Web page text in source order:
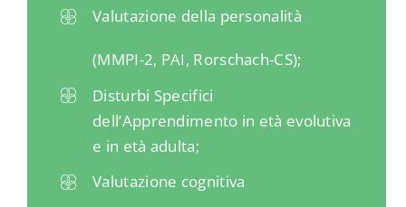
Valutazione della personalità
(MMPI-2, PAI, Rorschach-CS);
Disturbi Specifici
dell’Apprendimento in età evolutiva
e in età adulta;
Valutazione cognitiva